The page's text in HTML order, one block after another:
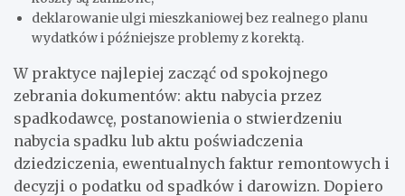
deklarowanie ulgi mieszkaniowej bez realnego planu
wydatków i późniejsze problemy z korektą.
W praktyce najlepiej zacząć od spokojnego
zebrania dokumentów: aktu nabycia przez
spadkodawcę, postanowienia o stwierdzeniu
nabycia spadku lub aktu poświadczenia
dziedziczenia, ewentualnych faktur remontowych i
decyzji o podatku od spadków i darowizn. Dopiero